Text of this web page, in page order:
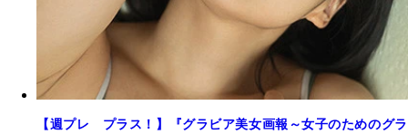
【週プレ プラス！】『グラビア美女画報～女子のためのグラ